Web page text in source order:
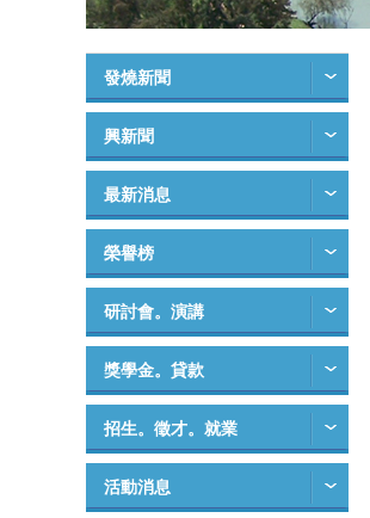
發燒新聞
興新聞
最新消息
榮譽榜
研討會。演講
獎學金。貸款
招生。徵才。就業
活動消息